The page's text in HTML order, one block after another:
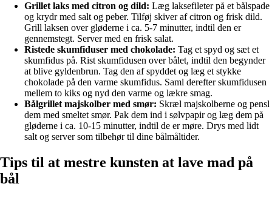
Grillet laks med citron og dild: Læg laksefileter på et bålspade
og krydr med salt og peber. Tilføj skiver af citron og frisk dild.
Grill laksen over gløderne i ca. 5-7 minutter, indtil den er
gennemstegt. Server med en frisk salat.
Ristede skumfiduser med chokolade: Tag et spyd og sæt et
skumfidus på. Rist skumfidusen over bålet, indtil den begynder
at blive gyldenbrun. Tag den af spyddet og læg et stykke
chokolade på den varme skumfidus. Saml derefter skumfidusen
mellem to kiks og nyd den varme og lækre smag.
Bålgrillet majskolber med smør: Skræl majskolberne og pensl
dem med smeltet smør. Pak dem ind i sølvpapir og læg dem på
gløderne i ca. 10-15 minutter, indtil de er møre. Drys med lidt
salt og server som tilbehør til dine bålmåltider.
Tips til at mestre kunsten at lave mad på
bål